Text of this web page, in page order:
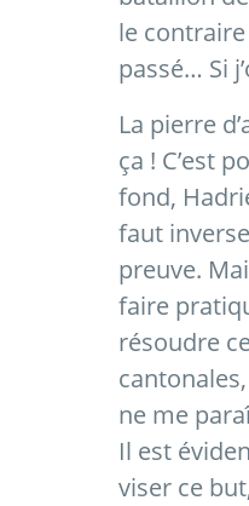
le contraire
passé… Si
La pierre
ça ! C’est
fond,
faut
preuve.
faire
résoudre
ne me
Il est
viser ce